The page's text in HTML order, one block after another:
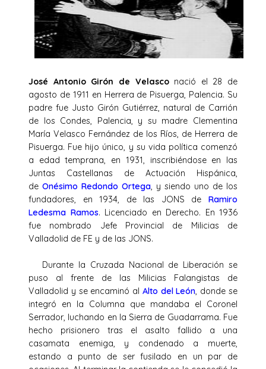
José Antonio Girón de Velasconació el 28 de
agosto de 1911 en Herrera de Pisuerga, Palencia. Su
padre fue Justo Girón Gutiérrez, natural de Carrión
de los Condes, Palencia, y su madre Clementina
María Velasco Fernández de los Ríos, de Herrera de
Pisuerga. Fue hijo único, y su vida política comenzó
a edad temprana, en 1931, inscribiéndose en las
Juntas Castellanas de Actuación Hispánica,
de Onésimo Redondo Ortega, y siendo uno de los
fundadores, en 1934, de las JONS de Ramiro
Ledesma Ramos. Licenciado en Derecho. En 1936
fue nombrado Jefe Provincial de Milicias de
Valladolid de FE y de las JONS.
Durante la Cruzada Nacional de Liberación se
puso al frente de las Milicias Falangistas de
Valladolid y se encaminó al Alto del León, donde se
integró en la Columna que mandaba el Coronel
Serrador, luchando en la Sierra de Guadarrama. Fue
hecho prisionero tras el asalto fallido a una
casamata enemiga, y condenado a muerte,
estando a punto de ser fusilado en un par de